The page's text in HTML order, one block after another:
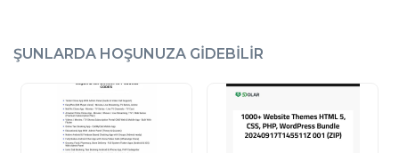
ŞUNLARDA HOŞUNUZA GIDEBILIR